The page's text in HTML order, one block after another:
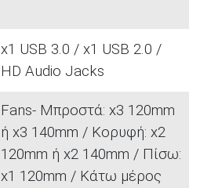
x1 USB 3.0 / x1 USB 2.0 /
HD Audio Jacks
Fans- Μπροστά: x3 120mm
ή x3 140mm / Κορυφή: x2
120mm ή x2 140mm / Πίσω:
x1 120mm / Κάτω μέρος